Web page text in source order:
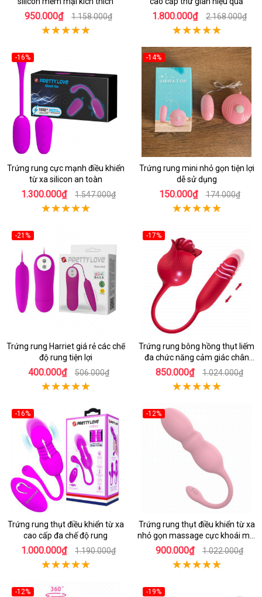
950.000₫ 1.158.000₫ 1.800.000₫ 2.168.000₫
-16%
Trứng rung cực mạnh điều khiển
từ xa silicon an toàn
1.300.000₫ 1.547.000₫
-14%
Trứng rung mini nhỏ gọn tiện lợi
dễ sử dụng
150.000₫ 174.000₫
-21%
Trứng rung Harriet giá rẻ các chế
độ rung tiện lợi
400.000₫ 506.000₫
-17%
Trứng rung bông hồng thụt liếm
đa chức năng cảm giác chân
thật
850.000₫ 1.024.000₫
-16%
Trứng rung thụt điều khiển từ xa
cao cấp đa chế độ rung
1.000.000₫ 1.190.000₫
-12%
Trứng rung thụt điều khiển từ xa
nhỏ gọn massage cực khoái mọi
lúc
900.000₫ 1.022.000₫
-12% -19%